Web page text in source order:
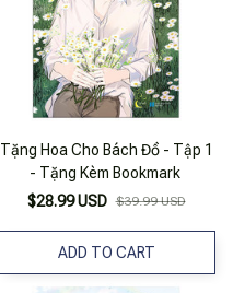
Tặng Hoa Cho Bách Đồ - Tập 1
- Tặng Kèm Bookmark
$28.99 USD $39.99 USD
ADD TO CART